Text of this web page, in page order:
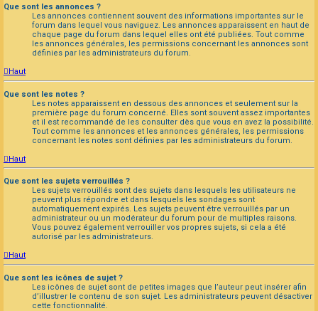
Que sont les annonces ?
Les annonces contiennent souvent des informations importantes sur le
forum dans lequel vous naviguez. Les annonces apparaissent en haut de
chaque page du forum dans lequel elles ont été publiées. Tout comme
les annonces générales, les permissions concernant les annonces sont
définies par les administrateurs du forum.
Haut
Que sont les notes ?
Les notes apparaissent en dessous des annonces et seulement sur la
première page du forum concerné. Elles sont souvent assez importantes
et il est recommandé de les consulter dès que vous en avez la possibilité.
Tout comme les annonces et les annonces générales, les permissions
concernant les notes sont définies par les administrateurs du forum.
Haut
Que sont les sujets verrouillés ?
Les sujets verrouillés sont des sujets dans lesquels les utilisateurs ne
peuvent plus répondre et dans lesquels les sondages sont
automatiquement expirés. Les sujets peuvent être verrouillés par un
administrateur ou un modérateur du forum pour de multiples raisons.
Vous pouvez également verrouiller vos propres sujets, si cela a été
autorisé par les administrateurs.
Haut
Que sont les icônes de sujet ?
Les icônes de sujet sont de petites images que l’auteur peut insérer afin
d’illustrer le contenu de son sujet. Les administrateurs peuvent désactiver
cette fonctionnalité.